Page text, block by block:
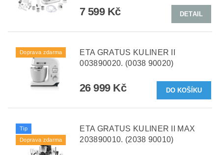
7 599 Kč DETAIL
Doprava zdarma
ETA GRATUS KULINER II
003890020. (0038 90020)
26 999 Kč
Tip
Doprava zdarma
ETA GRATUS KULINER II MAX
203890010. (2038 90010)